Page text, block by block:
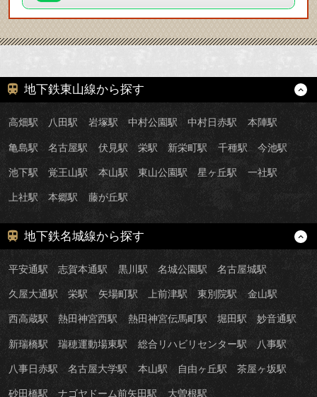
地下鉄東山線から探す
高畑駅 八田駅 岩塚駅 中村公園駅 中村日赤駅 本陣駅
亀島駅 名古屋駅 伏見駅 栄駅 新栄町駅 千種駅 今池駅
池下駅 覚王山駅 本山駅 東山公園駅 星ヶ丘駅 一社駅
上社駅 本郷駅 藤が丘駅
地下鉄名城線から探す
平安通駅 志賀本通駅 黒川駅 名城公園駅 名古屋城駅
久屋大通駅 栄駅 矢場町駅 上前津駅 東別院駅 金山駅
西高蔵駅 熱田神宮西駅 熱田神宮伝馬町駅 堀田駅 妙音通駅
新瑞橋駅 瑞穂運動場東駅 総合リハビリセンター駅 八事駅
八事日赤駅 名古屋大学駅 本山駅 自由ヶ丘駅 茶屋ヶ坂駅
砂田橋駅 ナゴヤドーム前矢田駅 大曽根駅